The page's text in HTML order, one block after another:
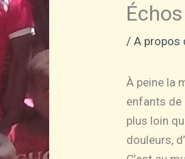
/A propos
À peine la
enfants de
plus loin
douleurs,